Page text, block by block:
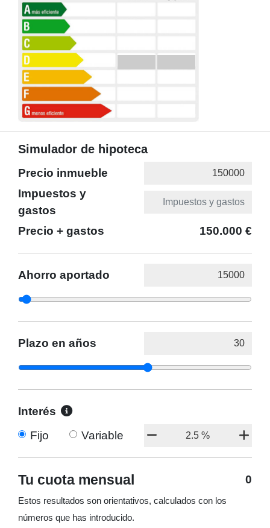
Simulador de hipoteca
Precio inmueble
Impuestos y
gastos
Precio + gastos
150.000 €
Ahorro aportado
Plazo en años
Interés
Fijo
Variable
Tu cuota mensual 0
Estos resultados son orientativos, calculados con los
números que has introducido.